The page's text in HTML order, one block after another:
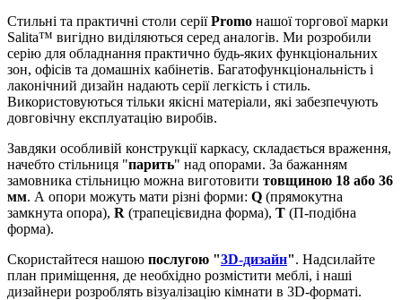
Стильні та практичні столи серіїPromo нашої торгової марки
Salita™ вигідно виділяються серед аналогів. Ми розробили
серію для обладнання практично будь-яких функціональних
зон, офісів та домашніх кабінетів. Багатофункціональність і
лаконічний дизайн надають серії легкість і стиль.
Використовуються тільки якісні матеріали, які забезпечують
довговічну експлуатацію виробів.
Завдяки особливій конструкції каркасу, складається враження,
начебто стільниця "парить" над опорами. За бажанням
замовника стільницю можна виготовити товщиною 18 або 36
мм. А опори можуть мати різні форми: Q (прямокутна
замкнута опора), R (трапецієвидна форма), Т (П-подібна
форма).
Скористайтеся нашою послугою "3D-дизайн". Надсилайте
план приміщення, де необхідно розмістити меблі, і наші
дизайнери розроблять візуалізацію кімнати в 3D-форматі.